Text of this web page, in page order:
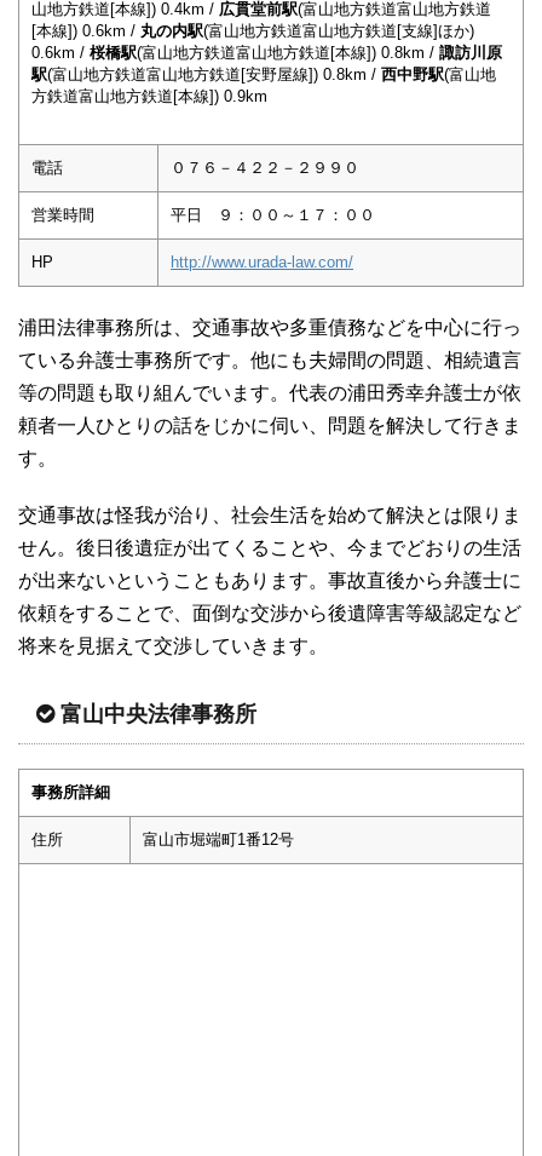
山地方鉄道[本線]) 0.4km / 広貫堂前駅(富山地方鉄道富山地方鉄道
[本線]) 0.6km / 丸の内駅(富山地方鉄道富山地方鉄道[支線]ほか)
0.6km / 桜橋駅(富山地方鉄道富山地方鉄道[本線]) 0.8km / 諏訪川原
駅(富山地方鉄道富山地方鉄道[安野屋線]) 0.8km / 西中野駅(富山地
方鉄道富山地方鉄道[本線]) 0.9km
電話 ０７６－４２２－２９９０
営業時間 平日 ９：００～１７：００
HP http://www.urada-law.com/
浦田法律事務所は、交通事故や多重債務などを中心に行っ
ている弁護士事務所です。他にも夫婦間の問題、相続遺言
等の問題も取り組んでいます。代表の浦田秀幸弁護士が依
頼者一人ひとりの話をじかに伺い、問題を解決して行きま
す。
交通事故は怪我が治り、社会生活を始めて解決とは限りま
せん。後日後遺症が出てくることや、今までどおりの生活
が出来ないということもあります。事故直後から弁護士に
依頼をすることで、面倒な交渉から後遺障害等級認定など
将来を見据えて交渉していきます。
富山中央法律事務所
事務所詳細
住所 富山市堀端町1番12号